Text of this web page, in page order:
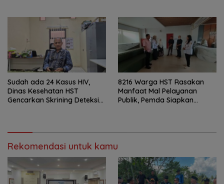
Sudah ada 24 Kasus HIV,
Dinas Kesehatan HST
Gencarkan Skrining Deteksi
8216 Warga HST Rasakan
Manfaat Mal Pelayanan
Publik, Pemda Siapkan
Rekomendasi untuk kamu